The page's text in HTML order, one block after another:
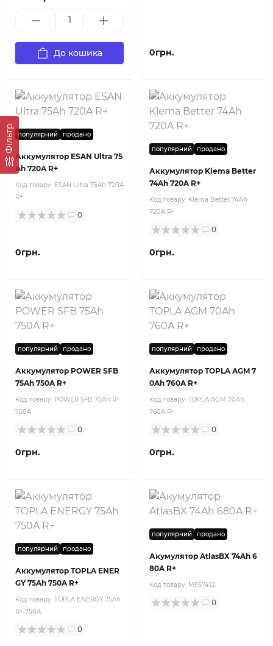
Фільтр
До кошика 0грн.
популярний продано
Аккумулятор ESAN Ultra 75
Ah 720A R+
Код товару: ESAN Ultra 75Ah 720A
R+
0
0грн.
популярний продано
Аккумулятор Klema Better
74Ah 720A R+
Код товару: Klema Better 74Ah
720A R+
0
0грн.
популярний продано
Аккумулятор POWER SFB
75Ah 750A R+
Код товару: POWER SFB 75Ah R+
750A
0
0грн.
популярний продано
Аккумулятор TOPLA AGM 7
0Ah 760A R+
Код товару: TOPLA AGM 70Ah
760A R+
0
0грн.
популярний продано
Аккумулятор TOPLA ENER
GY 75Ah 750A R+
Код товару: TOPLA ENERGY 75Ah
R+ 750A
0
популярний продано
Акумулятор AtlasBX 74Ah 6
80A R+
Код товару: MF57412
0